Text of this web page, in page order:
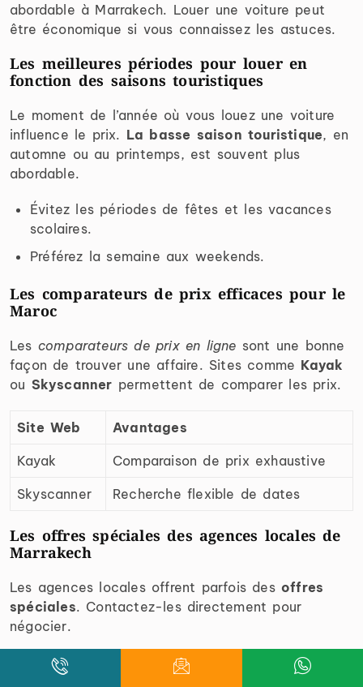
abordable à Marrakech. Louer une voiture peut
être économique si vous connaissez les astuces.
Les meilleures périodes pour louer en
fonction des saisons touristiques
Le moment de l’année où vous louez une voiture
influence le prix. La basse saison touristique, en
automne ou au printemps, est souvent plus
abordable.
Évitez les périodes de fêtes et les vacances
scolaires.
Préférez la semaine aux weekends.
Les comparateurs de prix efficaces pour le
Maroc
Les comparateurs de prix en ligne sont une bonne
façon de trouver une affaire. Sites comme Kayak
ou Skyscanner permettent de comparer les prix.
Site Web Avantages
Kayak Comparaison de prix exhaustive
Skyscanner Recherche flexible de dates
Les offres spéciales des agences locales de
Marrakech
Les agences locales offrent parfois des offres
spéciales. Contactez-les directement pour
négocier.
Négocier le prix : pratique courante ou à
éviter ?